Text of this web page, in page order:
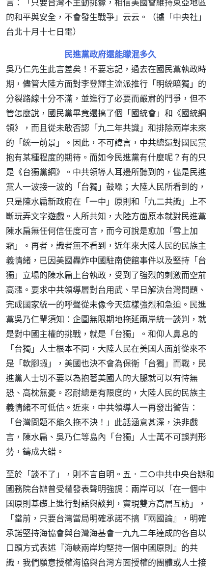
的和平與安全，不會發生戰爭」云云。（據「中央社」
台北十月十七日電）
民進黨政府還能矇混多久
吳乃仁先生此言差矣！不要忘記，過去在國民黨執政時
期，儘管大陸方面對李登輝主流派推行「明統暗獨」的
分裂路線十分不滿，並進行了必要而嚴肅的鬥爭，但不
管怎麼說，國民黨畢竟還搞了個「國統會」和《國統綱
領》，而且從未敢否認「九二年共識」和排除兩岸未來
的「統一前景」。因此，不可諱言，中共總還對國民黨
抱有某種程度的期待。而如今民進黨有什麼呢？有的只
是《台獨黨綱》。中共領導人耳邊所聽到的，儘是民進
黨人一波接一波的「台獨」鼓噪；大陸人民所看到的，
只是陳水扁新政府在「一中」原則和「九二共識」上不
斷玩弄文字遊戲。人所共知，大陸方面原本就對民進黨
陳水扁無任何信任度可言，而今可說是愈加「雪上加
霜」。再者，識者無不看到，近年來大陸人民的民族主
義情緒，已因美國轟炸中國駐南使館事件以及堅持「台
獨」立場的陳水扁上台執政，受到了強烈的刺激而空前
高漲。要求中共領導層對台用武、早日解決台灣問題、
完成國家統一的呼聲從未像今天這樣強烈和急迫。民進
黨吳乃仁輩須知：企圖無限期地拖延兩岸統一談判，就
是對中國主權的挑戰，就是「台獨」。和仰人鼻息的
「台獨」人士根本不同，大陸人民在美國人面前從來不
是「軟腳蝦」，美國也決不會為保衛「台獨」而戰，民
進黨人士切不要以為抱著美國人的大腿就可以有恃無
恐、高枕無憂。忍耐總是有限度的，大陸人民的民族主
義情緒不可低估。近來，中共領導人一再發出警告：
「台灣問題不能久拖不決！」此話涵意甚深，決非戲
言，陳水扁、吳乃仁等島內「台獨」人士萬不可誤判形
勢，鑄成大錯。
至於「談不了」，則不言自明。五．二○中共中央台辦和
國務院台辦曾受權發表聲明強調：兩岸可以「在一個中
國原則基礎上進行對話與談判，實現雙方高層互訪」，
「當前，只要台灣當局明確承諾不搞『兩國論』，明確
承諾堅持海協會與台灣海基會一九九二年達成的各自以
口頭方式表述『海峽兩岸均堅持一個中國原則』的共
識，我們願意授權海協與台灣方面授權的團體或人士接